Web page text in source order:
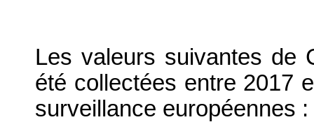
Les valeurs suivantes de
été collectées entre 2017
surveillance européennes :